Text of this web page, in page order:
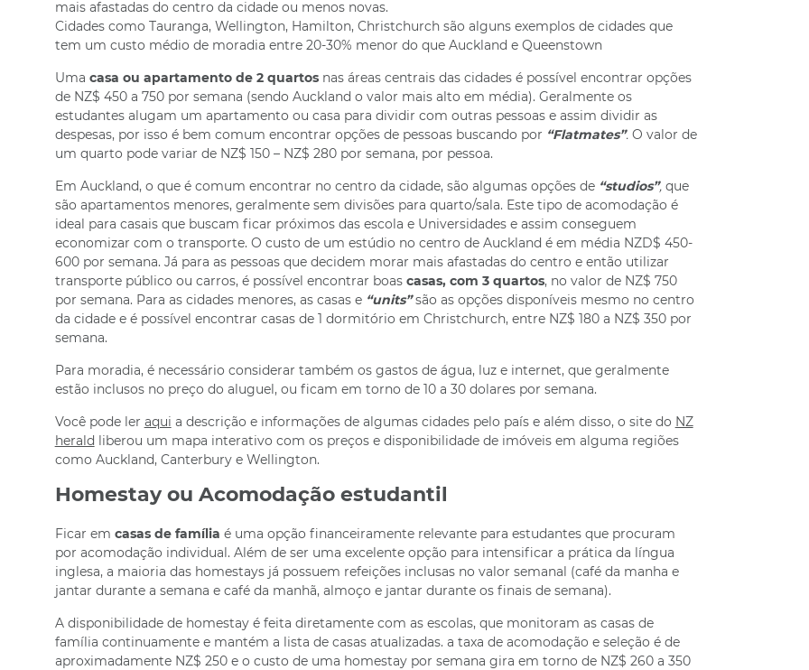
mais afastadas do centro da cidade ou menos novas.
Cidades como Tauranga, Wellington, Hamilton, Christchurch são alguns exemplos de cidades que
tem um custo médio de moradia entre 20-30% menor do que Auckland e Queenstown
Uma casa ou apartamento de 2 quartosnas áreas centrais das cidades é possível encontrar opções
de NZ$ 450 a 750 por semana (sendo Auckland o valor mais alto em média). Geralmente os
estudantes alugam um apartamento ou casa para dividir com outras pessoas e assim dividir as
despesas, por isso é bem comum encontrar opções de pessoas buscando por “Flatmates”. O valor de
um quarto pode variar de NZ$ 150 – NZ$ 280 por semana, por pessoa.
Em Auckland, o que é comum encontrar no centro da cidade, são algumas opções de “studios”,que
são apartamentos menores, geralmente sem divisões para quarto/sala. Este tipo de acomodação é
ideal para casais que buscam ficar próximos das escola e Universidades e assim conseguem
economizar com o transporte. O custo de um estúdio no centro de Auckland é em média NZD$ 450-
600 por semana. Já para as pessoas que decidem morar mais afastadas do centro e então utilizar
transporte público ou carros, é possível encontrar boas casas, com 3 quartos, no valor de NZ$ 750
por semana. Para as cidades menores, as casas e “units”são as opções disponíveis mesmo no centro
da cidade e é possível encontrar casas de 1 dormitório em Christchurch, entre NZ$ 180 a NZ$ 350 por
semana.
Para moradia, é necessário considerar também os gastos de água, luz e internet, que geralmente
estão inclusos no preço do aluguel, ou ficam em torno de 10 a 30 dolares por semana.
Você pode ler aqui a descrição e informações de algumas cidades pelo país e além disso, o site do NZ
herald liberou um mapa interativo com os preços e disponibilidade de imóveis em alguma regiões
como Auckland, Canterbury e Wellington.
Homestay ou Acomodação estudantil
Ficar em casas de família é uma opção financeiramente relevante para estudantes que procuram
por acomodação individual. Além de ser uma excelente opção para intensificar a prática da língua
inglesa, a maioria das homestays já possuem refeições inclusas no valor semanal (café da manha e
jantar durante a semana e café da manhã, almoço e jantar durante os finais de semana).
A disponibilidade de homestay é feita diretamente com as escolas, que monitoram as casas de
família continuamente e mantém a lista de casas atualizadas. a taxa de acomodação e seleção é de
aproximadamente NZ$ 250 e o custo de uma homestay por semana gira em torno de NZ$ 260 a 350